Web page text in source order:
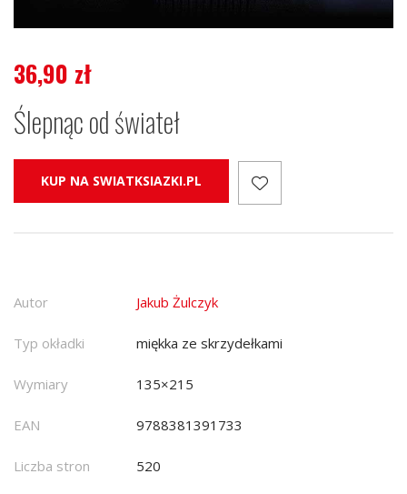
36,90 zł
Ślepnąc od świateł
KUP NA SWIATKSIAZKI.PL
Autor Jakub Żulczyk
Typ okładki miękka ze skrzydełkami
Wymiary 135×215
EAN 9788381391733
Liczba stron 520